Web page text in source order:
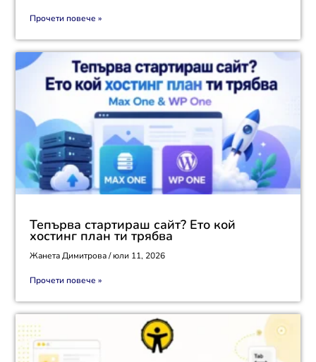
Прочети повече »
Тепърва стартираш сайт? Ето кой
хостинг план ти трябва
Жанета Димитроваюли 11, 2026
Прочети повече »